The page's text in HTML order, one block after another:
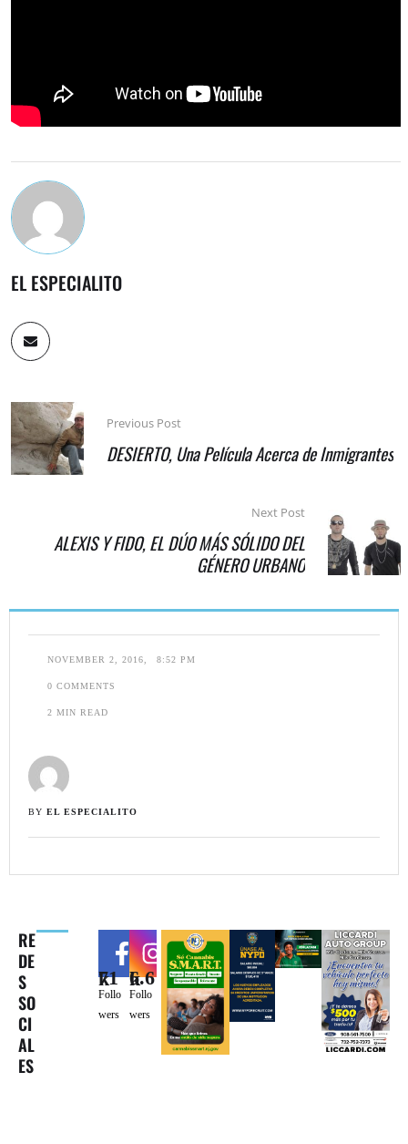
NOVEMBER 2, 2016 8:52 PM
0 COMMENTS
2 MIN READ
BY EL ESPECIALITO
RE
DE
S
SO
CI
AL
ES
71k
Follo
wers
6.6k
Follo
wers
EL ESPECIALITO
Previous Post
DESIERTO, Una Película Acerca de Inmigrantes
Next Post
ALEXIS Y FIDO, EL DÚO MÁS SÓLIDO DEL
GÉNERO URBANO